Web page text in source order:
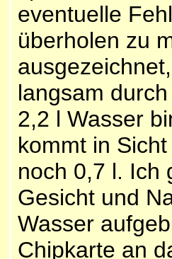
eventuelle
überholen zu
langsam
2,2 l Wasser
kommt in
noch 0,7 l. Ich
Gesicht und
Wasser
Chipkarte an